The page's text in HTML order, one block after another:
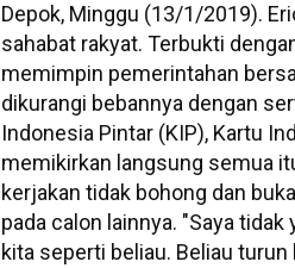
Depok, Minggu (13/1/2019).
sahabat rakyat. Terbukti
memimpin pemerintahan
dikurangi bebannya dengan
Indonesia Pintar (KIP), Kartu
memikirkan langsung semua
kerjakan tidak bohong dan
pada calon lainnya. "Saya
kita seperti beliau. Beliau